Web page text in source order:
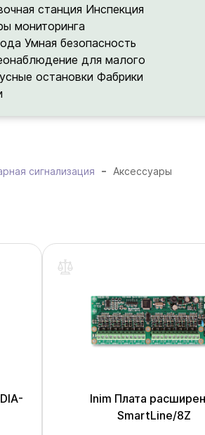
станция Инспекция
мониторинга
Умная безопасность
для малого
остановки Фабрики
сигнализация Аксессуары
Inim Плата
SmartLine/8Z